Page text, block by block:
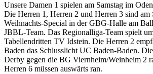
Unsere Damen 1 spielen am Samstag im
Die Herren 1, Herren 2 und Herren 3 sind am
Weihnachts-Special in der GBG-Halle am
JBBL-Team. Das Regionalliga-Team spielt
Tabellendritten TV Idstein. Die Herren 2
Baden das Schlusslicht UC Baden-Baden.
Derby gegen die BG Viernheim/Weinheim 2
Herren 6 müssen auswärts ran.